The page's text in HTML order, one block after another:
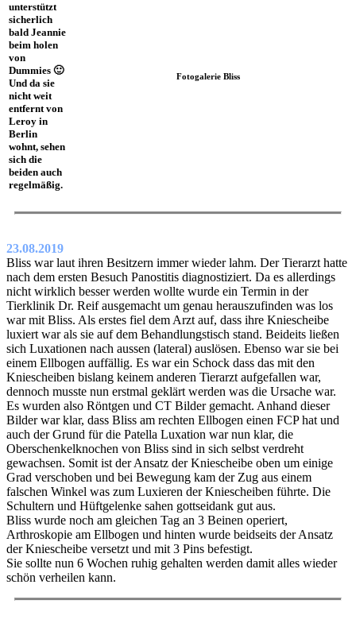
unterstützt
sicherlich
bald Jeannie
beim holen
von
Dummies 🙂
Und da sie
nicht weit
entfernt von
Leroy in
Berlin
wohnt, sehen
sich die
beiden auch
regelmäßig.
Fotogalerie Bliss
23.08.2019
Bliss war laut ihren Besitzern immer wieder lahm. Der Tierarzt hatte
nach dem ersten Besuch Panostitis diagnostiziert. Da es allerdings
nicht wirklich besser werden wollte wurde ein Termin in der
Tierklinik Dr. Reif ausgemacht um genau herauszufinden was los
war mit Bliss. Als erstes fiel dem Arzt auf, dass ihre Kniescheibe
luxiert war als sie auf dem Behandlungstisch stand. Beideits ließen
sich Luxationen nach aussen (lateral) auslösen. Ebenso war sie bei
einem Ellbogen auffällig. Es war ein Schock dass das mit den
Kniescheiben bislang keinem anderen Tierarzt aufgefallen war,
dennoch musste nun erstmal geklärt werden was die Ursache war.
Es wurden also Röntgen und CT Bilder gemacht. Anhand dieser
Bilder war klar, dass Bliss am rechten Ellbogen einen FCP hat und
auch der Grund für die Patella Luxation war nun klar, die
Oberschenkelknochen von Bliss sind in sich selbst verdreht
gewachsen. Somit ist der Ansatz der Kniescheibe oben um einige
Grad verschoben und bei Bewegung kam der Zug aus einem
falschen Winkel was zum Luxieren der Kniescheiben führte. Die
Schultern und Hüftgelenke sahen gottseidank gut aus.
Bliss wurde noch am gleichen Tag an 3 Beinen operiert,
Arthroskopie am Ellbogen und hinten wurde beidseits der Ansatz
der Kniescheibe versetzt und mit 3 Pins befestigt.
Sie sollte nun 6 Wochen ruhig gehalten werden damit alles wieder
schön verheilen kann.